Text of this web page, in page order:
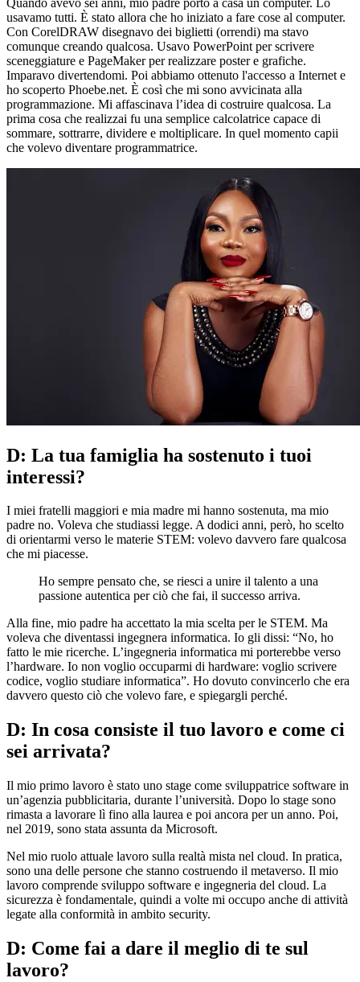
usavamo tutti. È stato allora che ho iniziato a fare cose al computer.
Con CorelDRAW disegnavo dei biglietti (orrendi) ma stavo
comunque creando qualcosa. Usavo PowerPoint per scrivere
sceneggiature e PageMaker per realizzare poster e grafiche.
Imparavo divertendomi. Poi abbiamo ottenuto l'accesso a Internet e
ho scoperto Phoebe.net. È così che mi sono avvicinata alla
programmazione. Mi affascinava l’idea di costruire qualcosa. La
prima cosa che realizzai fu una semplice calcolatrice capace di
sommare, sottrarre, dividere e moltiplicare. In quel momento capii
che volevo diventare programmatrice.
D: La tua famiglia ha sostenuto i tuoi
interessi?
I miei fratelli maggiori e mia madre mi hanno sostenuta, ma mio
padre no. Voleva che studiassi legge. A dodici anni, però, ho scelto
di orientarmi verso le materie STEM: volevo davvero fare qualcosa
che mi piacesse.
Ho sempre pensato che, se riesci a unire il talento a una
passione autentica per ciò che fai, il successo arriva.
Alla fine, mio padre ha accettato la mia scelta per le STEM. Ma
voleva che diventassi ingegnera informatica. Io gli dissi: “No, ho
fatto le mie ricerche. L’ingegneria informatica mi porterebbe verso
l’hardware. Io non voglio occuparmi di hardware: voglio scrivere
codice, voglio studiare informatica”. Ho dovuto convincerlo che era
davvero questo ciò che volevo fare, e spiegargli perché.
D: In cosa consiste il tuo lavoro e come ci
sei arrivata?
Il mio primo lavoro è stato uno stage come sviluppatrice software in
un’agenzia pubblicitaria, durante l’università. Dopo lo stage sono
rimasta a lavorare lì fino alla laurea e poi ancora per un anno. Poi,
nel 2019, sono stata assunta da Microsoft.
Nel mio ruolo attuale lavoro sulla realtà mista nel cloud. In pratica,
sono una delle persone che stanno costruendo il metaverso. Il mio
lavoro comprende sviluppo software e ingegneria del cloud. La
sicurezza è fondamentale, quindi a volte mi occupo anche di attività
legate alla conformità in ambito security.
D: Come fai a dare il meglio di te sul
lavoro?